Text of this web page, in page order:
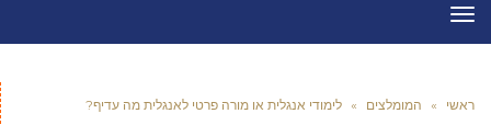
תפריט
ראשי » המומלצים » לימודי אנגלית או מורה פרטי לאנגלית מה עדיף?